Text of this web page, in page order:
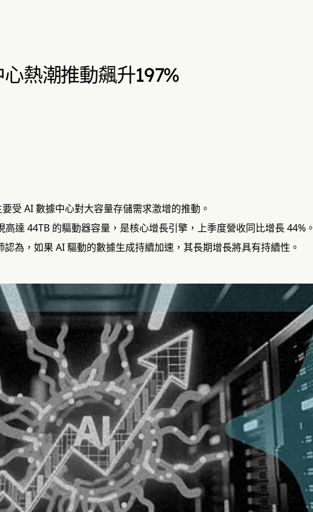
熱潮推動飆升197%
受 AI 數據中心對大容量存儲需求激增的推動。
達 44TB 的驅動器容量，是核心增長引擎，上季度營收同比增長 44%。
為，如果 AI 驅動的數據生成持續加速，其長期增長將具有持續性。